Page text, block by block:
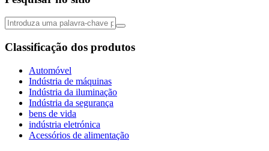
Classificação dos produtos
Automóvel
Indústria de máquinas
Indústria da iluminação
Indústria da segurança
bens de vida
indústria eletrónica
Acessórios de alimentação